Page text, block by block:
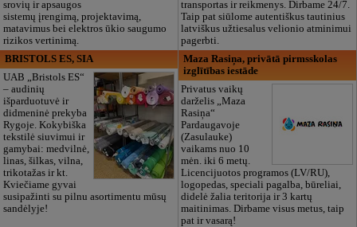
srovių ir apsaugos
sistemų įrengimą, projektavimą,
matavimus bei elektros ūkio saugumo
rizikos vertinimą.
transportas ir reikmenys. Dirbame 24/7.
Taip pat siūlome autentiškus tautinius
latviškus užtiesalus velionio atminimui
pagerbti.
BRISTOLS ES, SIA
UAB „Bristols ES“
– audinių
išparduotuvė ir
didmeninė prekyba
Rygoje. Kokybiška
tekstilė siuvimui ir
gamybai: medvilnė,
linas, šilkas, vilna,
trikotažas ir kt.
Kviečiame gyvai
susipažinti su pilnu asortimentu mūsų
sandėlyje!
Maza Rasiņa, privātā pirmsskolas
izglītības iestāde
Privatus vaikų
darželis „Maza
Rasiņa“
Pardaugavoje
(Zasulauke)
vaikams nuo 10
mėn. iki 6 metų.
Licencijuotos programos (LV/RU),
logopedas, speciali pagalba, būreliai,
didelė žalia teritorija ir 3 kartų
maitinimas. Dirbame visus metus, taip
pat ir vasarą!